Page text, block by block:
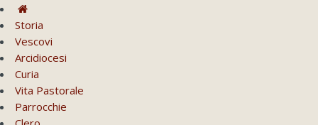
Storia
Vescovi
Arcidiocesi
Curia
Vita Pastorale
Parrocchie